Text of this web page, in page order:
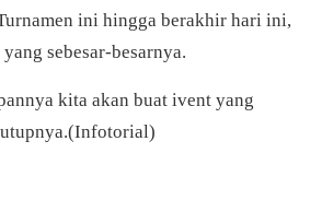
ini hingga berakhir hari ini,
sebesar-besarnya.
kita akan buat ivent yang